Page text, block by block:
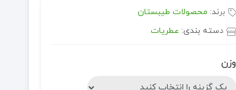
برند: محصولات طیبستان
دسته بندی: عطریات
وزن